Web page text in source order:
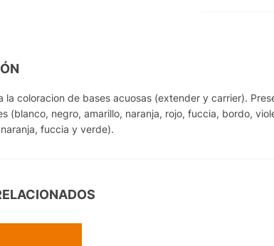
la coloracion de bases acuosas (extender y carrier).
(blanco, negro, amarillo, naranja, rojo, fuccia, bordo,
fuccia y verde).